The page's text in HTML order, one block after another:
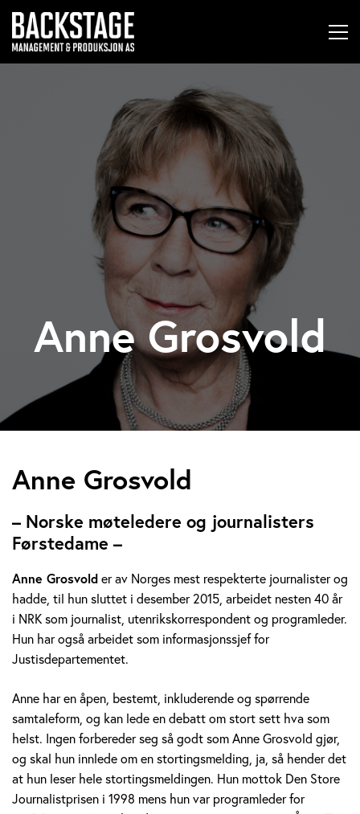
Anne Grosvold
A
n
n
e
G
r
s
v
o
Anne Grosvold
– Norske møteledere og journalisters
Førstedame –
Anne Grosvolder av Norges mest respekterte journalister og
hadde, til hun sluttet i desember 2015, arbeidet nesten 40 år
i NRK som journalist, utenrikskorrespondent og programleder.
Hun har også arbeidet som informasjonssjef for
Justisdepartementet.
Anne har en åpen, bestemt, inkluderende og spørrende
samtaleform, og kan lede en debatt om stort sett hva som
helst. Ingen forbereder seg så godt som Anne Grosvold gjør,
og skal hun innlede om en stortingsmelding, ja, så hender det
at hun leser hele stortingsmeldingen. Hun mottok Den Store
Journalistprisen i 1998 mens hun var programleder for